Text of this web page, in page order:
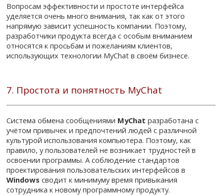
Вопросам эффективности и простоте интерфейса
уделяется очень много внимания, так как от этого
напрямую зависит успешность компании. Поэтому,
разработчики продукта всегда с особым вниманием
относятся к просьбам и пожеланиям клиентов,
использующих технологии MyChat в своём бизнесе.
7. Простота и понятность MyChat
Система обмена сообщениями MyChat разработана с
учётом привычек и предпочтений людей с различной
культурой использования компьютера. Поэтому, как
правило, у пользователей не возникает трудностей в
освоении программы. А соблюдение стандартов
проектирования пользовательских интерфейсов в
Windows сводит к минимуму время привыкания
сотрудника к новому программному продукту.